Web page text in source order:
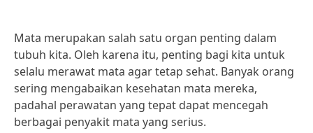
Mata merupakan salah satu organ penting dalam
tubuh kita. Oleh karena itu, penting bagi kita untuk
selalu merawat mata agar tetap sehat. Banyak orang
sering mengabaikan kesehatan mata mereka,
padahal perawatan yang tepat dapat mencegah
berbagai penyakit mata yang serius.